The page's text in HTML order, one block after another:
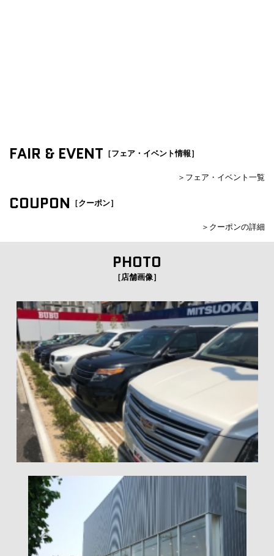
FAIR & EVENT ［フェア・イベント情報］
＞フェア・イベント一覧
COUPON ［クーポン］
＞クーポンの詳細
PHOTO
［店舗画像］